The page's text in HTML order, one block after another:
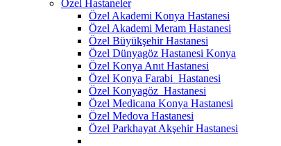
Özel Hastaneler
Özel Akademi Konya Hastanesi
Özel Akademi Meram Hastanesi
Özel Büyükşehir Hastanesi
Özel Dünyagöz Hastanesi Konya
Özel Konya Anıt Hastanesi
Özel Konya Farabi Hastanesi
Özel Konyagöz Hastanesi
Özel Medicana Konya Hastanesi
Özel Medova Hastanesi
Özel Parkhayat Akşehir Hastanesi